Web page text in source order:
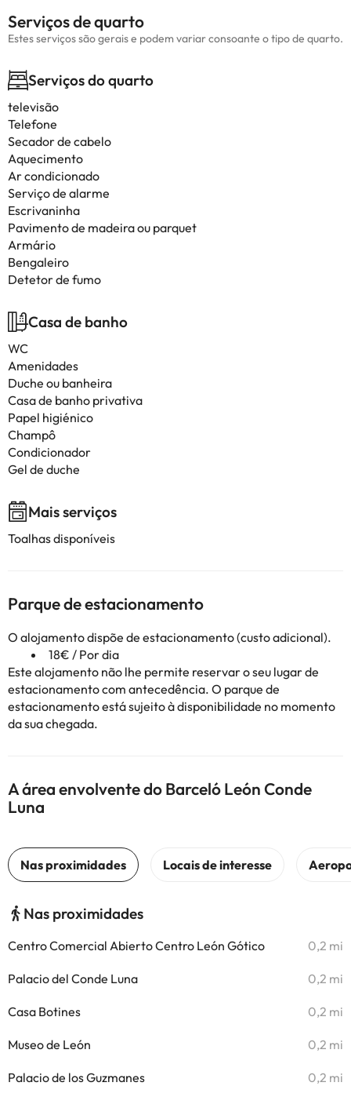
Serviços de quarto
Estes serviços são gerais e podem variar consoante o tipo de quarto.
Serviços do quarto
televisão
Telefone
Secador de cabelo
Aquecimento
Ar condicionado
Serviço de alarme
Escrivaninha
Pavimento de madeira ou parquet
Armário
Bengaleiro
Detetor de fumo
Casa de banho
WC
Amenidades
Duche ou banheira
Casa de banho privativa
Papel higiénico
Champô
Condicionador
Gel de duche
Mais serviços
Toalhas disponíveis
Parque de estacionamento
O alojamento dispõe de estacionamento (custo adicional).
18€ / Por dia
Este alojamento não lhe permite reservar o seu lugar de
estacionamento com antecedência. O parque de
estacionamento está sujeito à disponibilidade no momento
da sua chegada.
A área envolvente do Barceló León Conde
Luna
Nas proximidades
Centro Comercial Abierto Centro León Gótico 0,2 mi
Palacio del Conde Luna 0,2 mi
Casa Botines 0,2 mi
Museo de León 0,2 mi
Palacio de los Guzmanes 0,2 mi